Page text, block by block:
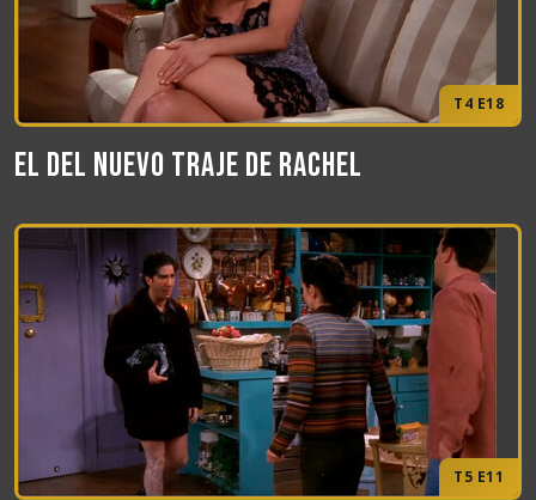
T4 E18
El del nuevo traje de Rachel
T5 E11